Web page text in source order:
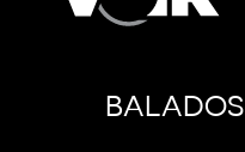
BALADOS